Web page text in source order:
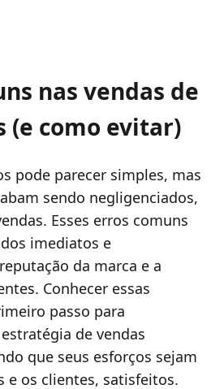
nas vendas de
(e como evitar)
pode parecer simples, mas
sendo negligenciados,
Esses erros comuns
imediatos e
da marca e a
Conhecer essas
passo para
de vendas
que seus esforços sejam
e os clientes, satisfeitos.